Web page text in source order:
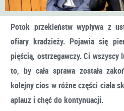
Potok przekleństw wypływa z
ofiary kradzieży. Pojawia się
pięścią, ostrzegawczy. Ci
to, by cała sprawa została
kolejny cios w różne części ciała
aplauz i chęć do kontynuacji.